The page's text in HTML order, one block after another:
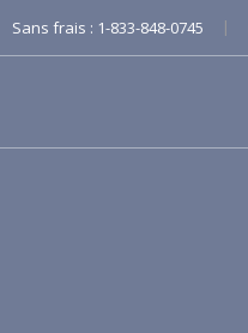
Sans frais : 1-833-848-0745 |